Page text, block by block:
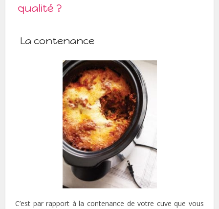
qualité ?
La contenance
C’est par rapport à la contenance de votre cuve que vous